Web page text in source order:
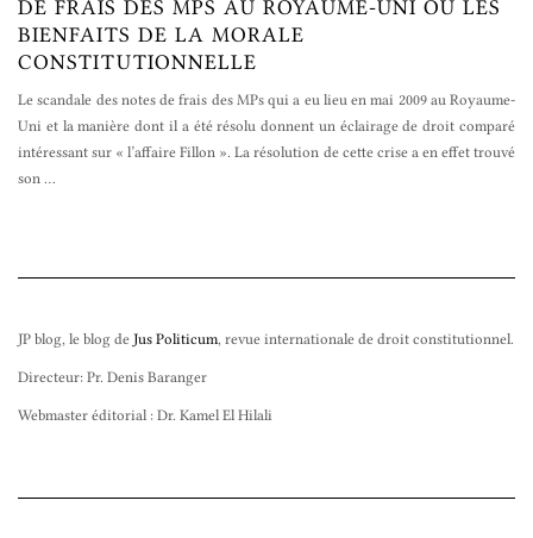
DE FRAIS DES MPS AU ROYAUME-UNI OU LES
BIENFAITS DE LA MORALE
CONSTITUTIONNELLE
Le scandale des notes de frais des MPs qui a eu lieu en mai 2009 au Royaume-
Uni et la manière dont il a été résolu donnent un éclairage de droit comparé
intéressant sur « l’affaire Fillon ». La résolution de cette crise a en effet trouvé
son …
JP blog, le blog de Jus Politicum, revue internationale de droit constitutionnel.
Directeur: Pr. Denis Baranger
Webmaster éditorial : Dr. Kamel El Hilali